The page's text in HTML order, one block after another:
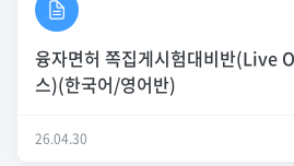
융자면허 쪽집게시험대비반(Live
스)(한국어/영어반)
26.04.30